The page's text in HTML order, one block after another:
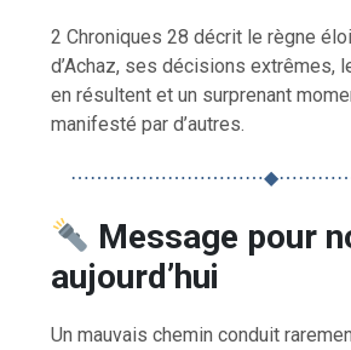
2 Chroniques 28 décrit le règne
d’Achaz, ses décisions extrêmes,
en résultent et un surprenant
manifesté par d’autres.
Message pour
aujourd’hui
Un mauvais chemin conduit